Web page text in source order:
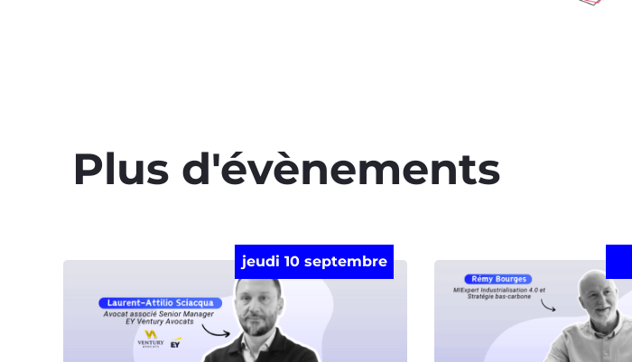
Plus d'évènements​
jeudi 10 septembre